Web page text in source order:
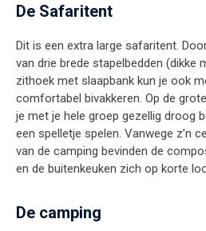
De Safaritent
Dit is een extra large safaritent.
van drie brede stapelbedden (dikke
zithoek met slaapbank kun je ook
comfortabel bivakkeren. Op de
je met je hele groep gezellig droog
een spelletje spelen. Vanwege z’n
van de camping bevinden de
en de buitenkeuken zich op korte
De camping